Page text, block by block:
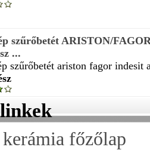
szűrőbetét ARISTON/
...
szűrőbetét ariston fagor indesit
főzőlap